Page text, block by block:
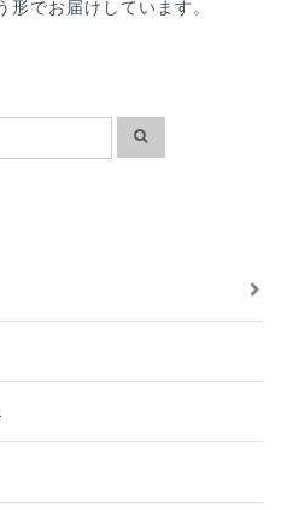
形でお届けしています。